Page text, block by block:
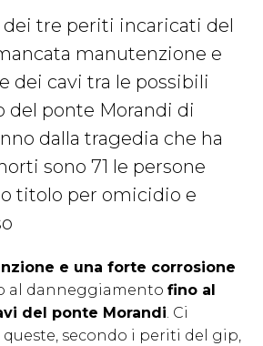
dei tre periti incaricati del
manutenzione e
dei cavi tra le possibili
del ponte Morandi di
dalla tragedia che ha
sono 71 le persone
titolo per omicidio e
e una forte corrosione
al danneggiamento fino al
del ponte Morandi. Ci
secondo i periti del gip,